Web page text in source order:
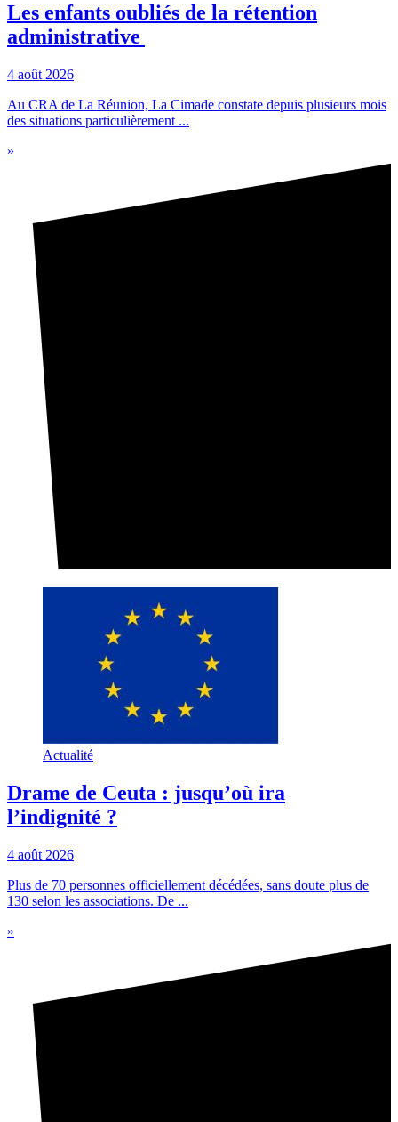
Les enfants oubliés de la rétention
administrative
4 août 2026
Au CRA de La Réunion, La Cimade constate depuis plusieurs mois
des situations particulièrement ...
»
Actualité
Drame de Ceuta : jusqu’où ira
l’indignité ?
4 août 2026
Plus de 70 personnes officiellement décédées, sans doute plus de
130 selon les associations. De ...
»